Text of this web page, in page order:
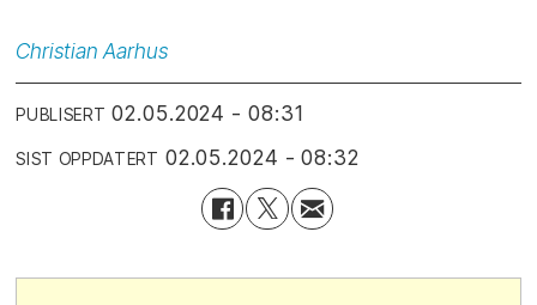
Christian Aarhus
PUBLISERT 02.05.2024 - 08:31
SIST OPPDATERT 02.05.2024 - 08:32